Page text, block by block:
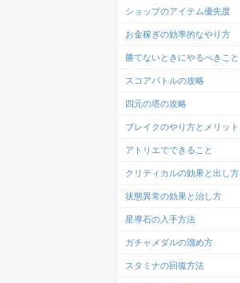
ショップのアイテム優先度
お金稼ぎの効率的なやり方
勝てないときにやるべきこと
スコアバトルの攻略
四元の塔の攻略
ブレイクのやり方とメリット
アトリエでできること
クリティカルの効果と出し方
状態異常の効果と治し方
星導石の入手方法
ガチャメダルの溜め方
スタミナの回復方法